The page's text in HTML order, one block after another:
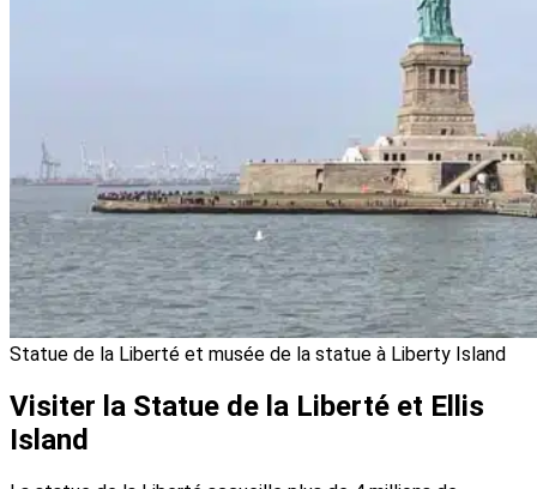
Statue de la Liberté et musée de la statue à Liberty Island
Visiter la Statue de la Liberté et Ellis
Island